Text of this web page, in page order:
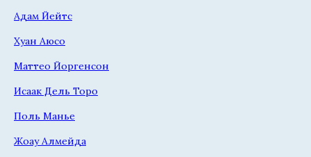
Адам Йейтс
Хуан Аюсо
Маттео Йоргенсон
Исаак Дель Торо
Поль Манье
Жоау Алмейда